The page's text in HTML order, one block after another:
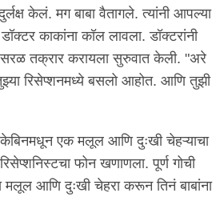
केलं. मग बाबा वैतागले. त्यांनी आपल्या
काकांना कॉल लावला. डॉक्टरांनी
तक्रार करायला सुरुवात केली. "अरे
रिसेप्शनमध्ये बसलो आहोत. आणि तुझी
केबिनमधून एक मलूल आणि दुःखी चेहऱ्याचा
फोन खणाणला. पूर्ण गोची
मलूल आणि दुःखी चेहरा करून तिनं बाबांना